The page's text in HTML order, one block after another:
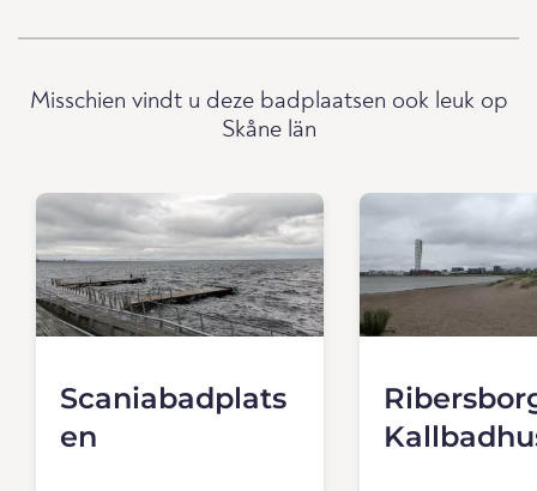
Misschien vindt u deze badplaatsen ook leuk op
Skåne län
Scaniabadplats
en